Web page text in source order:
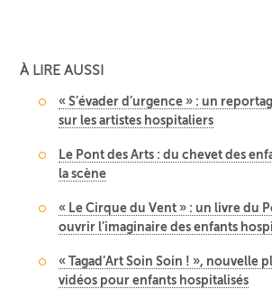
À LIRE AUSSI
« S’évader d’urgence » : un
sur les artistes hospitaliers
Le Pont des Arts : du chevet des
la scène
« Le Cirque du Vent » : un livre du
ouvrir l’imaginaire des enfants
« Tagad’Art Soin Soin ! », nouvelle
vidéos pour enfants hospitalisés